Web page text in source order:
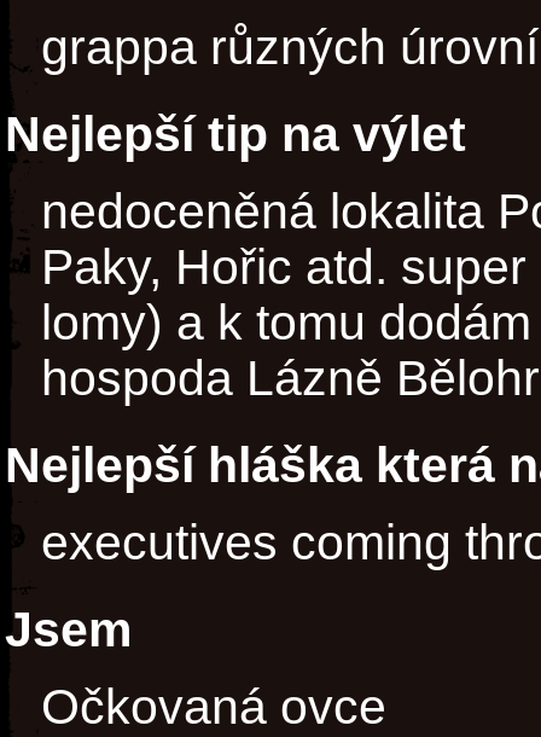
grappa různých
Nejlepší tip na výlet
nedoceněná lokalita
Paky, Hořic atd.
lomy) a k tomu
hospoda Lázně
Nejlepší hláška která
executives coming
Jsem
Očkovaná ovce